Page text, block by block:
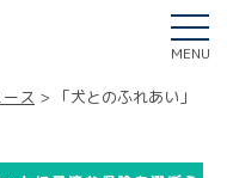
MENU
ス
「犬とのふれあい」